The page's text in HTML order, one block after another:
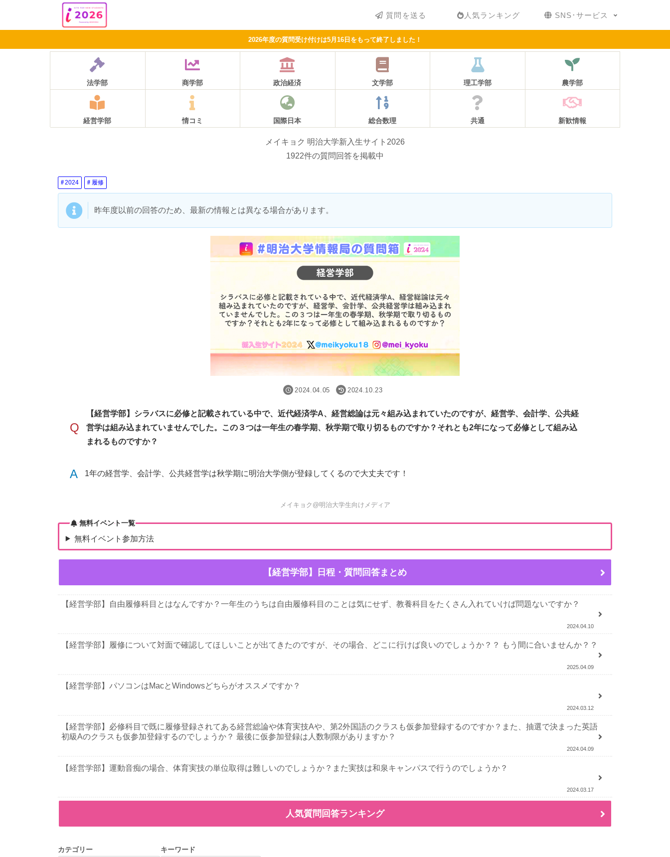
質問を送る 人気ランキング SNS･サービス
2026年度の質問受け付けは5月16日をもって終了しました！
法学部 商学部 政治経済 文学部 理工学部 農学部
経営学部 情コミ 国際日本 総合数理 共通 新歓情報
メイキョク 明治大学新入生サイト2026
1922件の質問回答を掲載中
2024.04.05 2024.10.23
2024 履修
昨年度以前の回答のため、最新の情報とは異なる場合があります。
Q
【経営学部】シラバスに必修と記載されている中で、近代経済学A、経営総論は元々組み込まれていたのですが、経営学、会計学、公共経
営学は組み込まれていませんでした。この３つは一年生の春学期、秋学期で取り切るものですか？それとも2年になって必修として組み込
まれるものですか？
A 1年の経営学、会計学、公共経営学は秋学期に明治大学側が登録してくるので大丈夫です！
メイキョク@明治大学生向けメディア
無料イベント一覧
無料イベント参加方法
【経営学部】日程・質問回答まとめ
【経営学部】自由履修科目とはなんですか？一年生のうちは自由履修科目のことは気にせず、教養科目をたくさん入れていけば問題ないですか？
2024.04.10
【経営学部】履修について対面で確認してほしいことが出てきたのですが、その場合、どこに行けば良いのでしょうか？？ もう間に合いませんか？？
2025.04.09
【経営学部】パソコンはMacとWindowsどちらがオススメですか？
2024.03.12
【経営学部】必修科目で既に履修登録されてある経営総論や体育実技Aや、第2外国語のクラスも仮参加登録するのですか？また、抽選で決まった英語
初級Aのクラスも仮参加登録するのでしょうか？ 最後に仮参加登録は人数制限がありますか？
2024.04.09
【経営学部】運動音痴の場合、体育実技の単位取得は難しいのでしょうか？また実技は和泉キャンパスで行うのでしょうか？
2024.03.17
人気質問回答ランキング
カテゴリー キーワード